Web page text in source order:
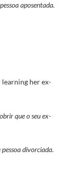
aposentada.
her ex-
que o seu ex-
divorciada.